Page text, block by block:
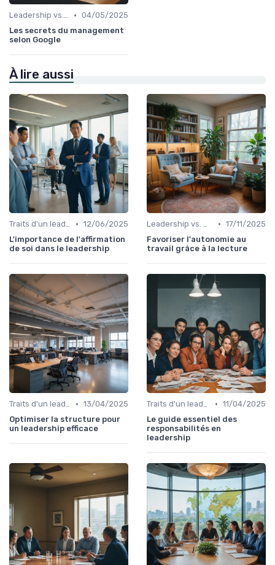
Leadership vs. Management • 04/05/2025
Les secrets du management
selon Google
À lire aussi
Traits d'un leader efficace • 12/06/2025
L'importance de l'affirmation
de soi dans le leadership
Leadership vs. Management • 17/11/2025
Favoriser l'autonomie au
travail grâce à la lecture
Traits d'un leader efficace • 13/04/2025
Optimiser la structure pour
un leadership efficace
Traits d'un leader efficace • 11/04/2025
Le guide essentiel des
responsabilités en
leadership